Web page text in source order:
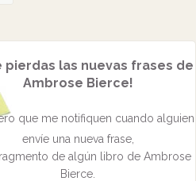
pierdas las nuevas frases de
Ambrose Bierce!
que me notifiquen cuando alguien
envíe una nueva frase,
de algún libro de Ambrose
Bierce.